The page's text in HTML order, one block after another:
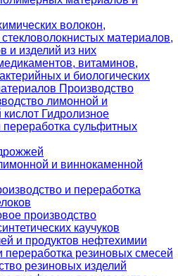
волокон,
материалов,
и изделий из них
витаминов,
и биологических
Производство
лимонной и
Гидролизное
переработка сульфитных
и виннокаменной
и переработка
производство
каучуков
и продуктов нефтехимии
переработка резиновых смесей
резиновых изделий